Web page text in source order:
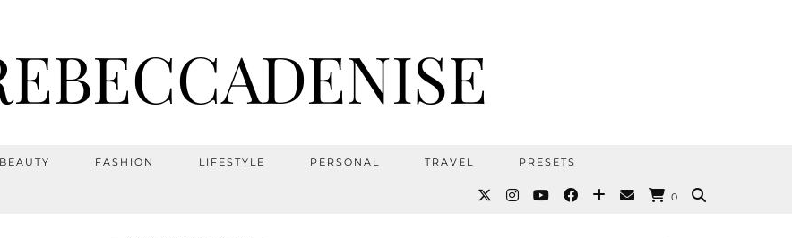
BEAUTY FASHION LIFESTYLE PERSONAL TRAVEL PRESETS
0